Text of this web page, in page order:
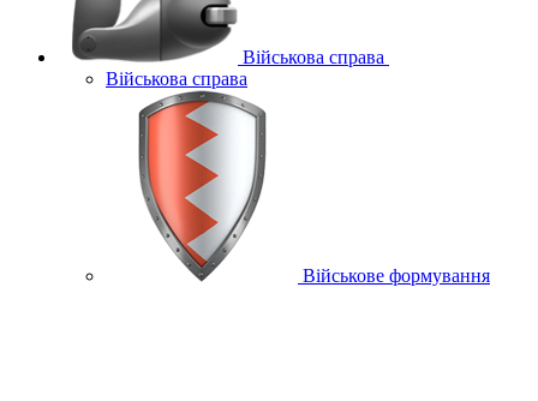
Військова справа
Військова справа
Військове формування